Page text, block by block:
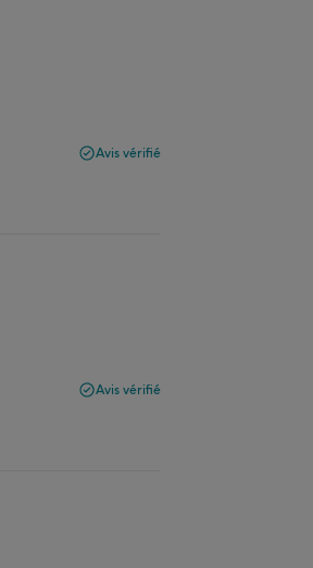
Avis vérifié
Avis vérifié